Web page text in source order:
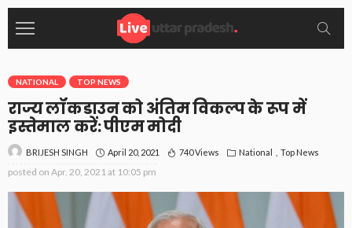
NATIONAL TOP NEWS
राज्य लॉकडाउन को अंतिम विकल्प के रूप में
इस्तेमाल करें: पीएम मोदी
BRIJESH SINGH April 20, 2021 740 Views National Top News
posted on Apr. 20, 2021 at 10:05 pm